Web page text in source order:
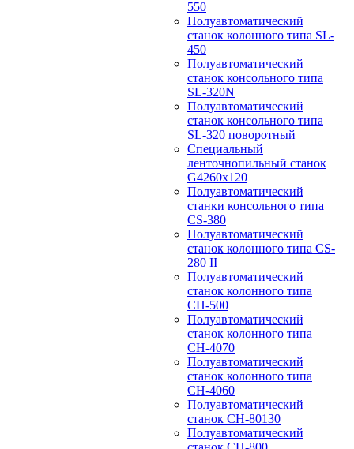
550
Полуавтоматический
станок колонного типа SL-
450
Полуавтоматический
станок консольного типа
SL-320N
Полуавтоматический
станок консольного типа
SL-320 поворотный
Специальный
ленточнопильный станок
G4260x120
Полуавтоматический
станки консольного типа
CS-380
Полуавтоматический
станок колонного типа CS-
280 II
Полуавтоматический
станок колонного типа
CH-500
Полуавтоматический
станок колонного типа
CH-4070
Полуавтоматический
станок колонного типа
CH-4060
Полуавтоматический
станок CH-80130
Полуавтоматический